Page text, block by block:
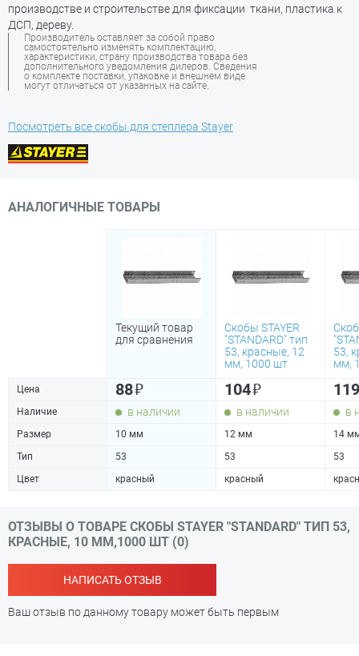
производстве и строительстве для фиксации ткани, пластика к
ДСП, дереву.
Производитель оставляет за собой право
самостоятельно изменять комплектацию,
характеристики, страну производства товара без
дополнительного уведомления дилеров. Сведения
о комплекте поставки, упаковке и внешнем виде
могут отличаться от указанных на сайте.
Посмотреть все скобы для степлера Stayer
АНАЛОГИЧНЫЕ ТОВАРЫ
Текущий товар
для сравнения
Скобы STAYER
"STANDARD" тип
53, красные, 12
мм, 1000 шт
53,
мм,
Цена 88₽ 104₽
Наличие в наличии в наличии в
Размер 10 мм 12 мм
14
Тип
53 53
53
Цвет
красный красный
ОТЗЫВЫ О ТОВАРЕ СКОБЫ STAYER "STANDARD" ТИП 53,
КРАСНЫЕ, 10 ММ,1000 ШТ (0)
НАПИСАТЬ ОТЗЫВ
Ваш отзыв по данному товару может быть первым